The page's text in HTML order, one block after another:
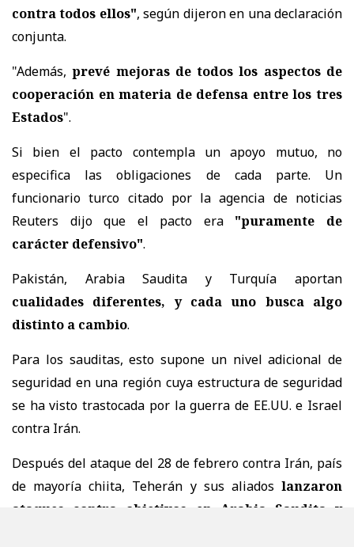
contra todos ellos", según dijeron en una declaración
conjunta.
"Además,prevé mejoras de todos los aspectos de
cooperación en materia de defensa entre los tres
Estados".
Si bien el pacto contempla un apoyo mutuo, no
especifica las obligaciones de cada parte. Un
funcionario turco citado por la agencia de noticias
Reuters dijo que el pacto era "puramente de
carácter defensivo".
Pakistán, Arabia Saudita y Turquía aportan
cualidades diferentes, y cada uno busca algo
distinto a cambio.
Para los sauditas, esto supone un nivel adicional de
seguridad en una región cuya estructura de seguridad
se ha visto trastocada por la guerra de EE.UU. e Israel
contra Irán.
Después del ataque del 28 de febrero contra Irán, país
de mayoría chiita, Teherán y sus aliados lanzaron
ataques contra objetivos en Arabia Saudita y